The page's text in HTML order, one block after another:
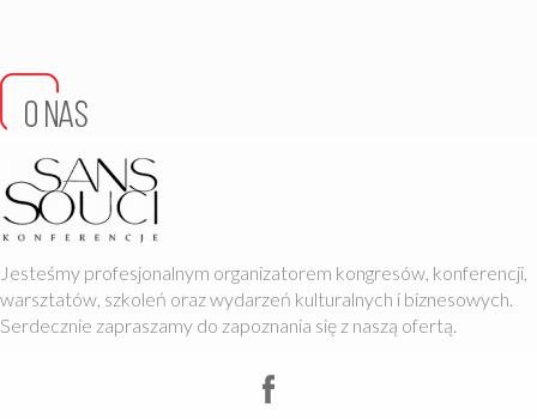
Jesteśmy profesjonalnym organizatorem kongresów, konferencji,
warsztatów, szkoleń oraz wydarzeń kulturalnych i biznesowych.
Serdecznie zapraszamy do zapoznania się z naszą ofertą.